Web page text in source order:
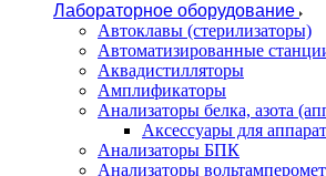
Лабораторное оборудование
Автоклавы (стерилизаторы)
Автоматизированные
Аквадистилляторы
Амплификаторы
Анализаторы белка, азота
Аксессуары для
Анализаторы БПК
Анализаторы